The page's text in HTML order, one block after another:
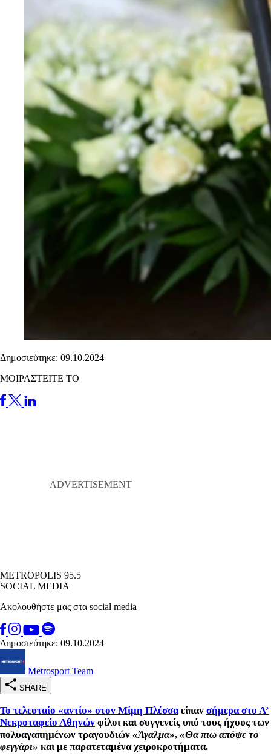
Δημοσιεύτηκε: 09.10.2024
ΜΟΙΡΑΣΤΕΙΤΕ ΤΟ
METROPOLIS 95.5
SOCIAL MEDIA
Ακολουθήστε μας στα social media
Δημοσιεύτηκε: 09.10.2024
Metrosport Team
SHARE
Το τελευταίο «αντίο» στον Μίμη Πλέσσαείπαν σήμερα στο Α’
Νεκροταφείο Αθηνών φίλοι και συγγενείς υπό τους ήχους των
πολυαγαπημένων τραγουδιών «Άγαλμα», «Θα πιω απόψε το
φεγγάρι» και με παρατεταμένα χειροκροτήματα.